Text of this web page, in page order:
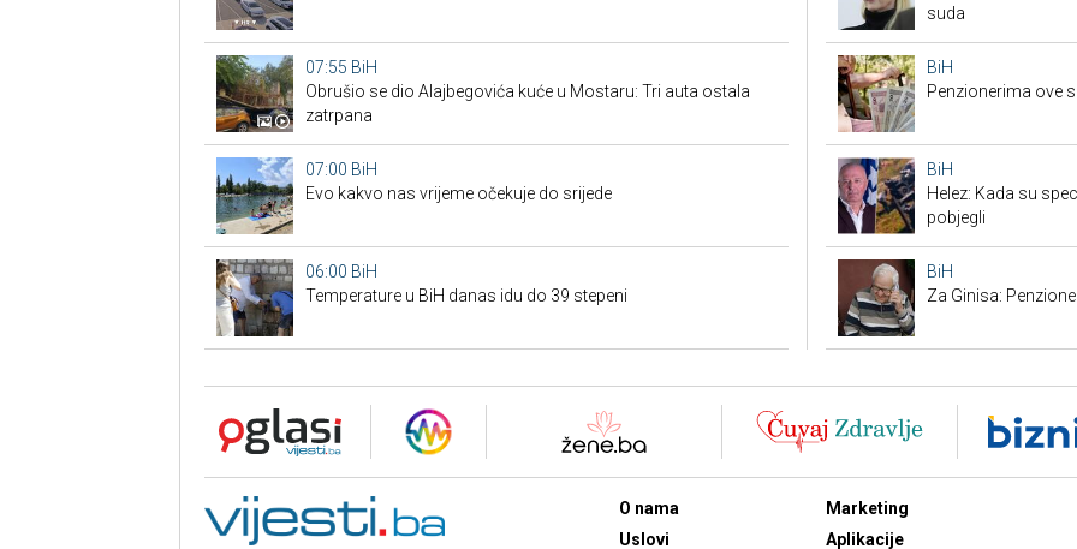
07:55 BiH
Obrušio se dio Alajbegovića kuće u Mostaru: Tri auta ostala
zatrpana
07:00 BiH
Evo kakvo nas vrijeme očekuje do srijede
06:00 BiH
Temperature u BiH danas idu do 39 stepeni
suda
BiH
Penzionerima ove
BiH
Helez: Kada su
pobjegli
BiH
Za Ginisa:
O nama
Uslovi
Marketing
Aplikacije